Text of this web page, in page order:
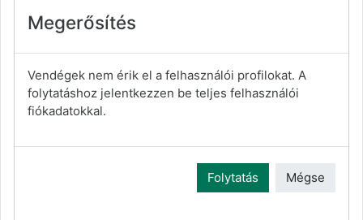
Megerősítés
Vendégek nem érik el a felhasználói profilokat. A
folytatáshoz jelentkezzen be teljes felhasználói
fiókadatokkal.
Folytatás Mégse